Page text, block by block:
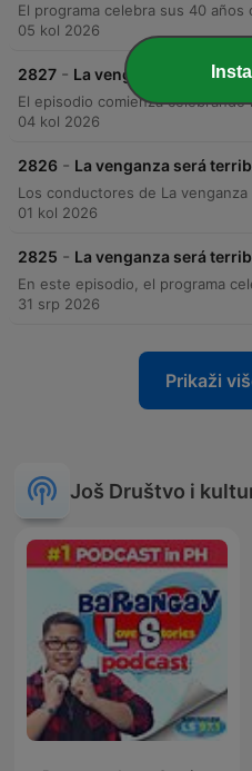
05 kol 2026
2827 - La venganza será
04 kol 2026
2826 - La venganza será
01 kol 2026
2825 - La venganza será
31 srp 2026
Prikaži
Još Društvo i